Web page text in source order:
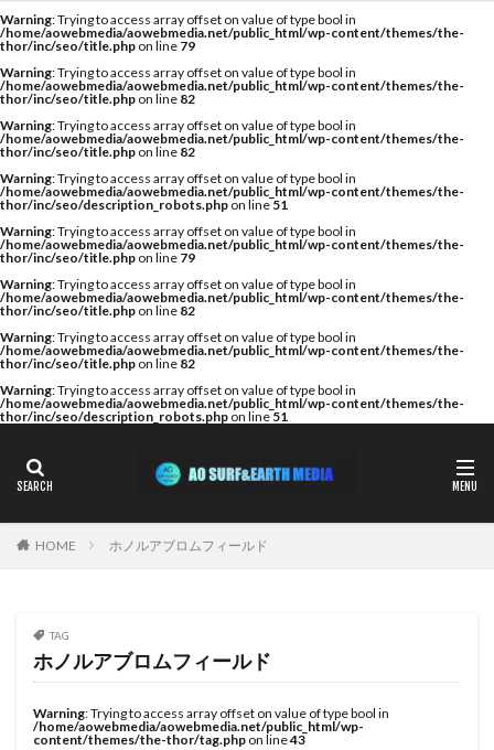
Warning: Trying to access array offset on value of type bool in
/home/aowebmedia/aowebmedia.net/public_html/wp-content/themes/the-
thor/inc/seo/title.php on line 79
Warning: Trying to access array offset on value of type bool in
/home/aowebmedia/aowebmedia.net/public_html/wp-content/themes/the-
thor/inc/seo/title.php on line 82
Warning: Trying to access array offset on value of type bool in
/home/aowebmedia/aowebmedia.net/public_html/wp-content/themes/the-
thor/inc/seo/title.php on line 82
Warning: Trying to access array offset on value of type bool in
/home/aowebmedia/aowebmedia.net/public_html/wp-content/themes/the-
thor/inc/seo/description_robots.php on line51
Warning: Trying to access array offset on value of type bool in
/home/aowebmedia/aowebmedia.net/public_html/wp-content/themes/the-
thor/inc/seo/title.php on line 79
Warning: Trying to access array offset on value of type bool in
/home/aowebmedia/aowebmedia.net/public_html/wp-content/themes/the-
thor/inc/seo/title.php on line 82
Warning: Trying to access array offset on value of type bool in
/home/aowebmedia/aowebmedia.net/public_html/wp-content/themes/the-
thor/inc/seo/title.php on line 82
Warning: Trying to access array offset on value of type bool in
/home/aowebmedia/aowebmedia.net/public_html/wp-content/themes/the-
thor/inc/seo/description_robots.php on line51
HOME ホノルアブロムフィールド
TAG
ホノルアブロムフィールド
Warning: Trying to access array offset on value of type bool in
/home/aowebmedia/aowebmedia.net/public_html/wp-
content/themes/the-thor/tag.php on line43
タグ
A WING AIR AIRTIGHT
AQUARIUS
AQUARIUS SURFBOARDS
AWING
AXXE
BAGUSE
Billabong Bryce Young
Camuy Surfboards
Captains Helm
CHABO
DOVE
Fin Less FIREWIRE
GOTCHA
Harlem Surfboards
HOBIE
HURLEY
HYUGA PRO
Indonesia
ISA World Longboard Championship
Japan Open of Surfing
Java
John John Florence
Justice Surfboards
Kenji Custom Design
KILLER SURF
KILLER SURF 宮崎
Krui Pro
Pearth Surfboards
Pipe Masters
Rockdance
ROXY
S5BAR